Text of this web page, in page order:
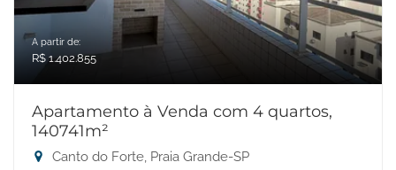
A partir de:
R$ 1.402.855
Apartamento à Venda com 4 quartos,
140741m²
Canto do Forte, Praia Grande-SP